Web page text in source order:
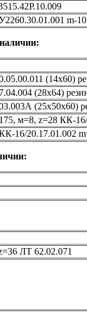
m-
(14х60)
(28х64)
(25х50х60)
м=8, z=28 КК-16/
16/20.17.01.002
ЛТ 62.02.071